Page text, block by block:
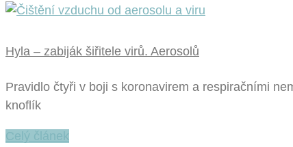
Hyla – zabiják šiřitele virů. Aerosolů
Pravidlo čtyři v boji s koronavirem a respiračními
knoflík
Celý článek